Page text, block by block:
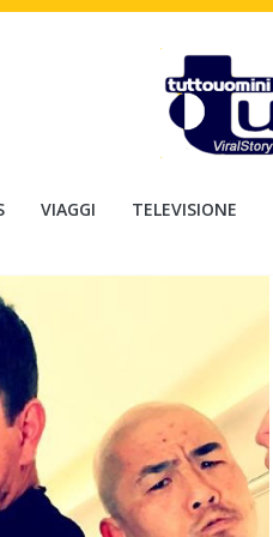
VIAGGI TELEVISIONE